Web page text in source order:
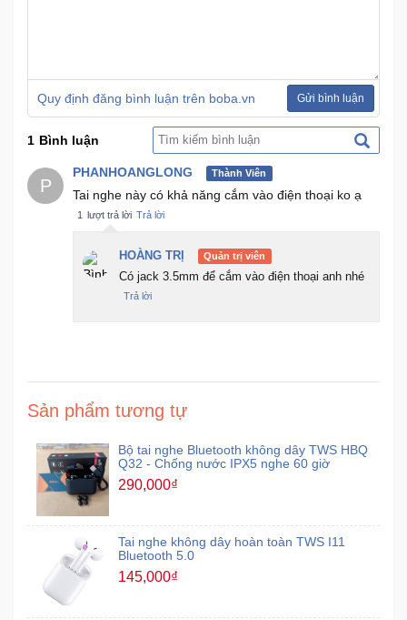
chơi
Quy định đăng bình luận trên boba.vn Gửi bình luận
1 Bình luận
P
PHANHOANGLONG Thành Viên
Tai nghe này có khả năng cắm vào điện thoại ko ạ
1 lượt trả lời Trả lời
HOÀNG TRỊ Quản trị viên
Có jack 3.5mm để cắm vào điện thoại anh nhé
Trả lời
Sản phẩm tương tự
Bộ tai nghe Bluetooth không dây TWS HBQ
Q32 - Chống nước IPX5 nghe 60 giờ
290,000₫
Tai nghe không dây hoàn toàn TWS I11
Bluetooth 5.0
145,000₫